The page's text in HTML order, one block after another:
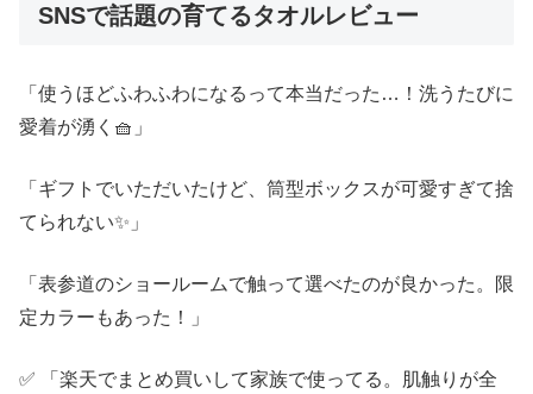
SNSで話題の育てるタオルレビュー
「使うほどふわふわになるって本当だった…！洗うたびに
愛着が湧く🧺」
「ギフトでいただいたけど、筒型ボックスが可愛すぎて捨
てられない✨」
「表参道のショールームで触って選べたのが良かった。限
定カラーもあった！」
✅ 「楽天でまとめ買いして家族で使ってる。肌触りが全